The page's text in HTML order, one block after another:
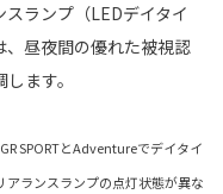
ランプ（LEDデイタイ
昼夜間の優れた被視認
ます。
SPORTとAdventureでデイタイ
アランスランプの点灯状態が異な